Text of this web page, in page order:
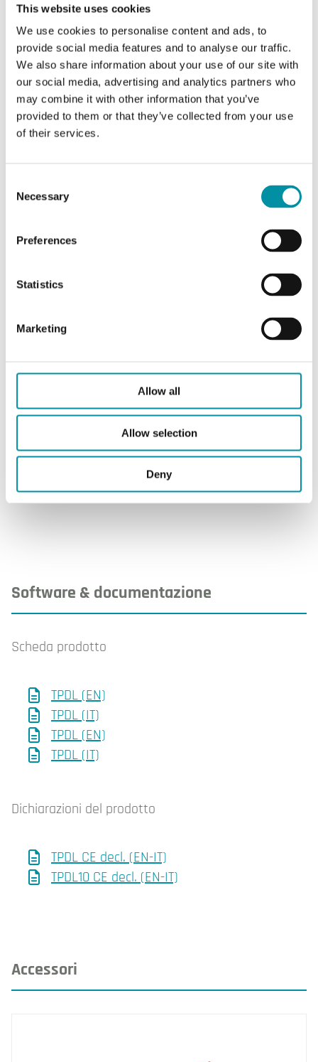
This website uses cookies
We use cookies to personalise content and ads, to
provide social media features and to analyse our traffic.
We also share information about your use of our site with
our social media, advertising and analytics partners who
may combine it with other information that you’ve
provided to them or that they’ve collected from your use
of their services.
Selection
Necessary
Preferences
Statistics
Marketing
Allow all
Allow selection
Deny
Caratteristiche di Trasmettitore di pressione
differenziale per liquidi e gas
Grado di protezione IP65
Temperatura di
stoccaggio
Dimensioni esterne
Cavo Cavo a 3 fili, 1,5 m
Connessione della
6 mm per tubi in
Materiale, custodia Acciaio inox 1.4305
Software & documentazione
Scheda prodotto
TPDL (EN)
TPDL (IT)
TPDL (EN)
TPDL (IT)
Dichiarazioni del prodotto
TPDL CE decl. (EN-IT)
TPDL10 CE decl. (EN-IT)
Accessori